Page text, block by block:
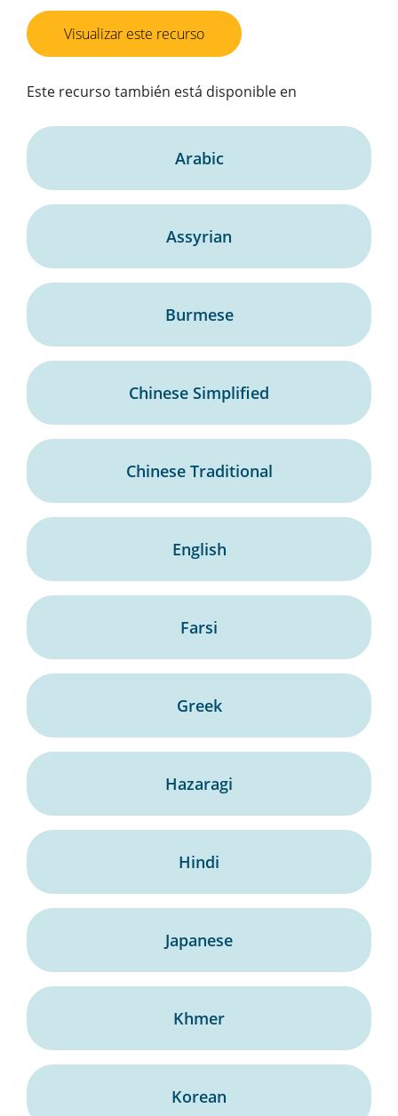
Visualizar este recurso
Este recurso también está disponible en
Arabic
Assyrian
Burmese
Chinese Simplified
Chinese Traditional
English
Farsi
Greek
Hazaragi
Hindi
Japanese
Khmer
Korean